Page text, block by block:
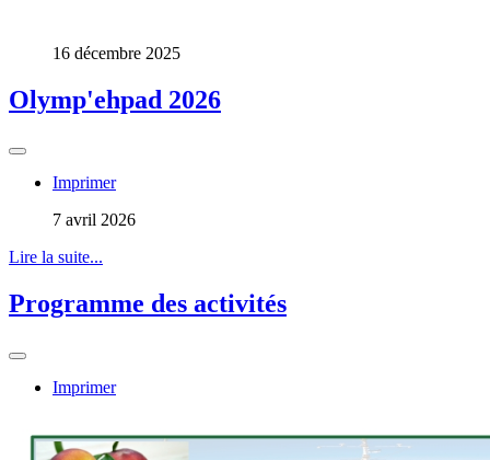
16 décembre 2025
Olymp'ehpad 2026
Imprimer
7 avril 2026
Lire la suite...
Programme des activités
Imprimer